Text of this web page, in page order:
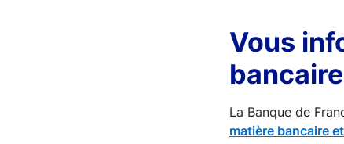
Vous
La Banque de
matière bancaire